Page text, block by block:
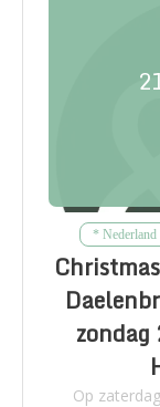
* Nederland
zondag
Op